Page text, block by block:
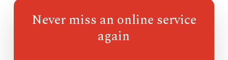
指南针儿童崇拜
Never miss an online service
again